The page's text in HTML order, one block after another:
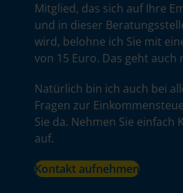
Mitglied, das sich auf Ihre
und in dieser
wird, belohne ich Sie mit
von 15 Euro. Das geht auch
Natürlich bin ich auch bei
Fragen zur
Sie da. Nehmen Sie einfach
auf.
Kontakt aufnehmen